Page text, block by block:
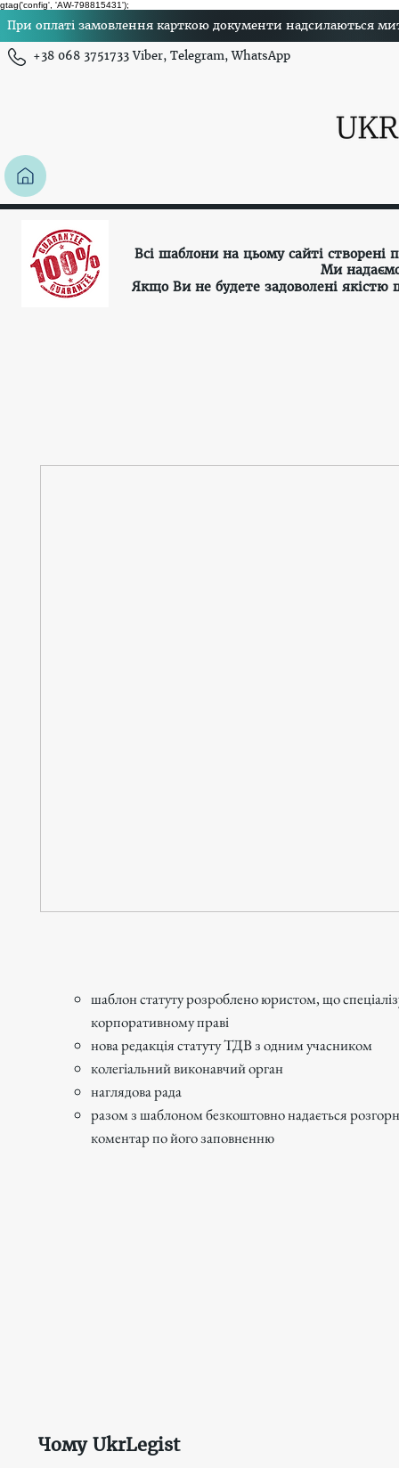
gtag('config', 'AW-798815431');
При оплаті замовлення карткою документи надсилаються
+38 068 3751733 Viber, Telegram, WhatsApp
Всі шаблони на цьому сайті
Ми
Якщо Ви не будете задоволені
шаблон статуту розроблено юристом, що
корпоративному праві
нова редакція статуту ТДВ з одним учасником
колегіальний виконавчий орган
наглядова рада
разом з шаблоном безкоштовно надається
коментар по його заповненню
Чому UkrLegist